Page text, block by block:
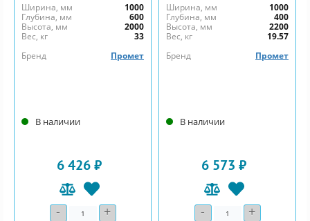
Ширина, мм
1000
Глубина, мм
600
Высота, мм
2000
Вес, кг
33
Бренд
Промет
В наличии
6 426 ₽
- Количество+
Ширина, мм
1000
Глубина, мм
400
Высота, мм
2200
Вес, кг
19.57
Бренд
Промет
В наличии
6 573 ₽
- Количество+